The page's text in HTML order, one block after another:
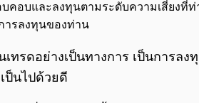
อบและลงทุนตามระดับความเสี่ยงที่ท่
ารลงทุนของท่าน
ทรดอย่างเป็นทางการ เป็นการ
ป็นไปด้วยดี